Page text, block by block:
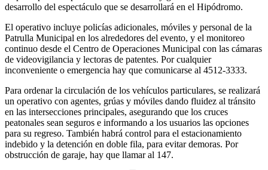
desarrollo del espectáculo que se desarrollará en el Hipódromo.
El operativo incluye policías adicionales, móviles y personal de la
Patrulla Municipal en los alrededores del evento, y el monitoreo
continuo desde el Centro de Operaciones Municipal con las cámaras
de videovigilancia y lectoras de patentes. Por cualquier
inconveniente o emergencia hay que comunicarse al 4512-3333.
Para ordenar la circulación de los vehículos particulares, se realizará
un operativo con agentes, grúas y móviles dando fluidez al tránsito
en las intersecciones principales, asegurando que los cruces
peatonales sean seguros e informando a los usuarios las opciones
para su regreso. También habrá control para el estacionamiento
indebido y la detención en doble fila, para evitar demoras. Por
obstrucción de garaje, hay que llamar al 147.